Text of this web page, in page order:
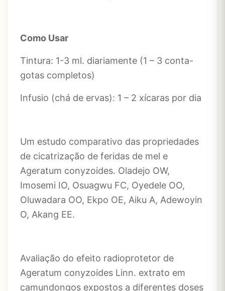
Como Usar
Tintura: 1-3 ml. diariamente (1 – 3 conta-
gotas completos)
Infusio (chá de ervas): 1 – 2 xícaras por dia
Um estudo comparativo das propriedades
de cicatrização de feridas de mel e
Ageratum conyzoides. Oladejo OW,
Imosemi IO, Osuagwu FC, Oyedele OO,
Oluwadara OO, Ekpo OE, Aiku A, Adewoyin
O, Akang EE.
Avaliação do efeito radioprotetor de
Ageratum conyzoides Linn. extrato em
camundongos expostos a diferentes doses